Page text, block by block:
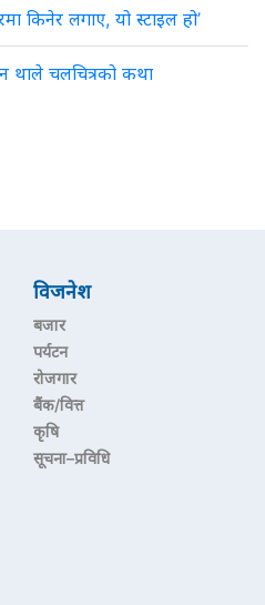
किनेर लगाए, यो स्टाइल हो’
थाले चलचित्रको कथा
विजनेश
बजार
पर्यटन
रोजगार
बैंक/वित्त
कृषि
सूचना–प्रविधि